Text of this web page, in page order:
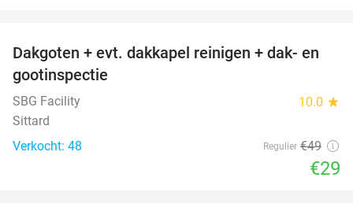
41%
Dakgoten + evt. dakkapel reinigen + dak- en
gootinspectie
SBG Facility 10.0 star
Sittard
Verkocht: 48
Regulier €49
€29